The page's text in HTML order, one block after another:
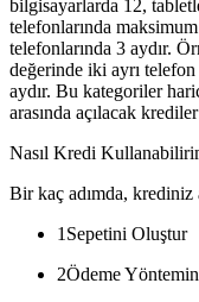
bilgisayarlarda 12,
telefonlarında
telefonlarında 3 aydır.
değerinde iki ayrı
aydır. Bu kategoriler
arasında açılacak
Nasıl Kredi
Bir kaç adımda, krediniz
1 Sepetini Oluştur
2Ödeme